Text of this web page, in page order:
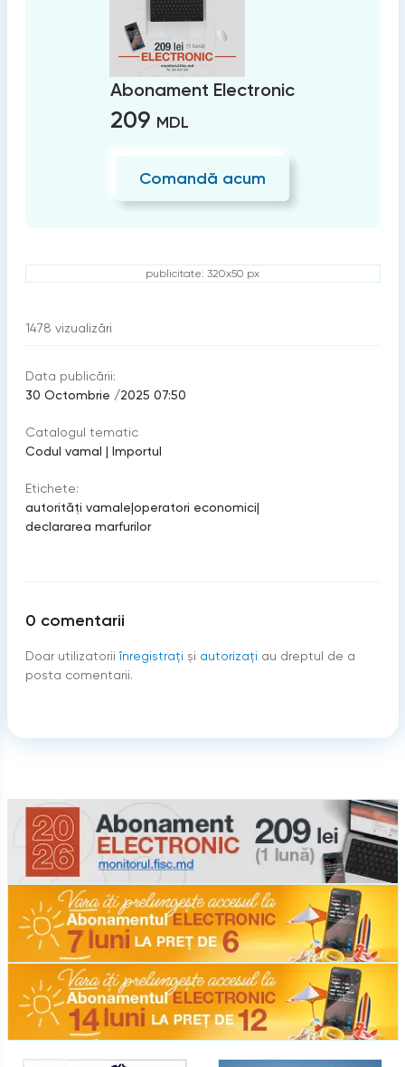
Abonament Electronic
209 MDL
Comandă acum
publicitate: 320x50 px
1478 vizualizări
Data publicării:
30 Octombrie /2025 07:50
Catalogul tematic
Codul vamal | Importul
Etichete:
autorități vamale|operatori economici|
declararea marfurilor
0 comentarii
Doar utilizatorii înregistraţi şi autorizați au dreptul de a
posta comentarii.